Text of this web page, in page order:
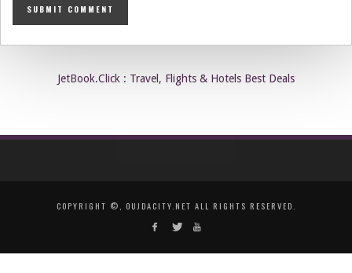
JetBook.Click : Travel, Flights & Hotels Best Deals
COPYRIGHT ©, OUJDACITY.NET ALL RIGHTS RESERVED.